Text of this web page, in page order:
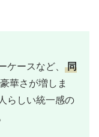
ースなど、
同
華さが増しま
らしい統一感の